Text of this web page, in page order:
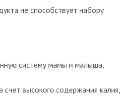
не способствует набору
систему мамы и малыша,
счет высокого содержания калия,